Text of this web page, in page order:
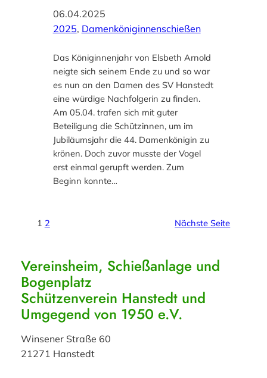
06.04.2025
2025, Damenköniginnenschießen
Das Königinnenjahr von Elsbeth Arnold
neigte sich seinem Ende zu und so war
es nun an den Damen des SV Hanstedt
eine würdige Nachfolgerin zu finden.
Am 05.04. trafen sich mit guter
Beteiligung die Schützinnen, um im
Jubiläumsjahr die 44. Damenkönigin zu
krönen. Doch zuvor musste der Vogel
erst einmal gerupft werden. Zum
Beginn konnte…
1 2 Nächste Seite
Vereinsheim, Schießanlage und
Bogenplatz
Schützenverein Hanstedt und
Umgegend von 1950 e.V.
Winsener Straße 60
21271 Hanstedt